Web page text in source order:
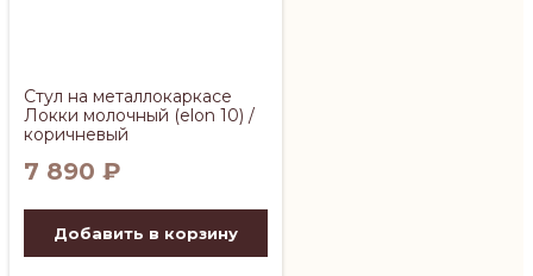
Стул на металлокаркасе
Локки молочный (elon 10) /
коричневый
7 890 ₽
Добавить в корзину